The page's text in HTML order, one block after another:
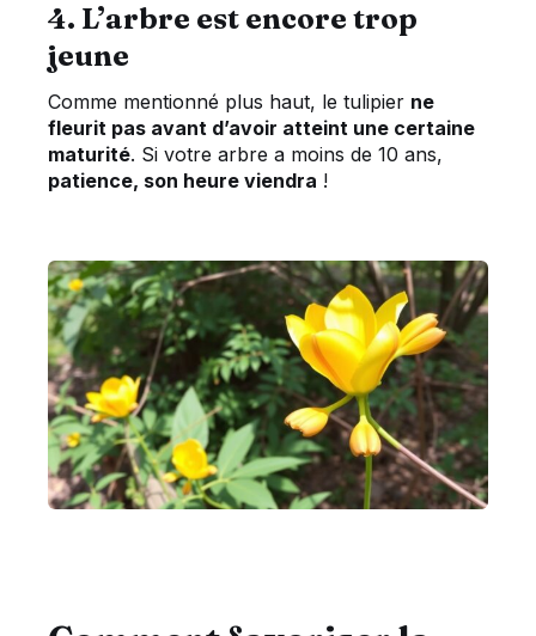
4. L’arbre est encore trop
jeune
Comme mentionné plus haut, le tulipier ne
fleurit pas avant d’avoir atteint une certaine
maturité. Si votre arbre a moins de 10 ans,
patience, son heure viendra !